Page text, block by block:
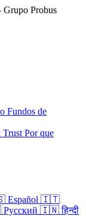
Probus
Fundos de
Trust Por que
🇮🇹
🇮🇳 हिन्दी